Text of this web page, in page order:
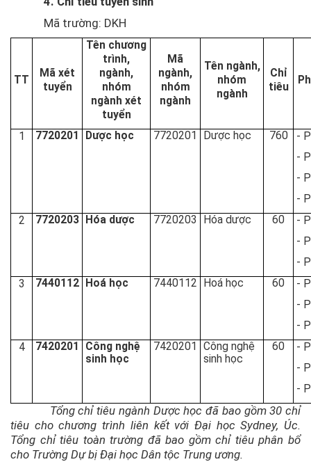
Mã trường: DKH
TT
Mã xét
tuyển
Tên chương
trình,
ngành,
nhóm
ngành xét
tuyển
Mã
ngành,
nhóm
ngành
Tên ngành,
nhóm
ngành
Chỉ
tiêu
1 7720201 Dược học 7720201 Dược học 760
-
-
-
-
2
7720203 Hóa dược 7720203 Hóa dược 60
-
-
-
3
7440112 Hoá học 7440112 Hoá học 60
-
-
-
4
7420201
Công nghệ
sinh học
7420201
Công nghệ
sinh học
60
-
-
-
Tổng chỉ tiêu ngành Dược học đã bao gồm 30 chỉ
tiêu cho chương trình liên kết với Đại học Sydney, Úc.
Tổng chỉ tiêu toàn trường đã bao gồm chỉ tiêu phân bổ
cho Trường Dự bị Đại học Dân tộc Trung ương.